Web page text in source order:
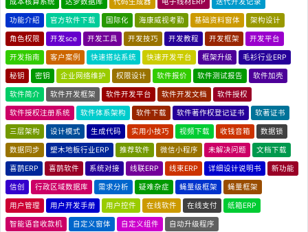
功能介绍 官方软件下载 国际化 海康威视考勤 基础资料窗体 架构设计
角色权限 开发sce 开发工具 开发技巧 开发教程 开发框架 开发平台
开发指南 客户案例 快速搭站系统 快速开发平台 框架升级 毛衫行业ERP
秘钥 密钥 企业网络维护 权限设计 软件报价 软件测试报告 软件加壳
软件简介 软件开发框架 软件开发平台 软件开发文档 软件授权
软件授权注册系统 软件体系架构 软件下载 软件著作权登记证书 软著证书
三层架构 设计模式 生成代码 实用小技巧 视频下载 收钱音箱 数据锁
数据同步 塑木地板行业ERP 推荐软件 微信小程序 未解决问题 文档下载
喜鹊ERP 喜鹊软件 系统对接 线联ERP 线束ERP 详细设计说明书 新功能
信创 行政区域数据库 需求分析 疑难杂症 蝇量级框架 蝇量框架
用户管理 用户开发手册 用户控件 在线软件 在线支付 纸箱ERP
智能语音收款机 自定义窗体 自定义组件 自动升级程序